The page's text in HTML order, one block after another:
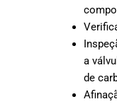
a
de